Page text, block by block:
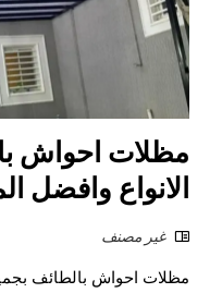
مظلات احواش
الانواع وافضل
غير مصنف
مظلات احواش بالطائف